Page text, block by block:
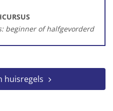
beginner of halfgevorderd
huisregels